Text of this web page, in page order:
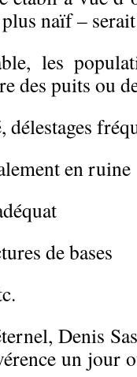
naïf –
les
des puits ou
en ruine
de bases
Denis
un jour